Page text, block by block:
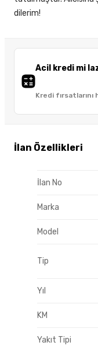
Acil kredi mi
Kredi fırsatlarını
İlan Özellikleri
İlan No
Marka
Model
Tip
Yıl
KM
Yakıt Tipi
dilerim!